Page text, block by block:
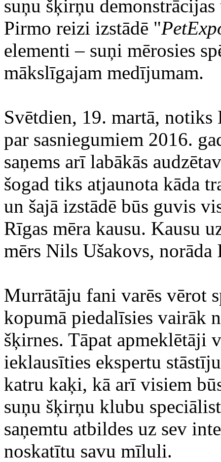
suņu šķirņu
Pirmo reizi izstādē "
elementi – suņi mērosies
mākslīgajam medījumam.
Svētdien, 19. martā, notiks
par sasniegumiem 2016.
saņems arī labākās
šogad tiks atjaunota kāda
un šajā izstādē būs guvis
Rīgas mēra kausu. Kausu
mērs Nils Ušakovs, norāda
Murrātāju fani varēs vērot
kopumā piedalīsies vairāk
šķirnes. Tāpat apmeklētāji
ieklausīties ekspertu
katru kaķi, kā arī visiem
suņu šķirņu klubu
saņemtu atbildes uz sev
noskatītu savu mīluli.